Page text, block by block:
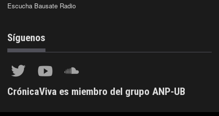
Escucha Bausate Radio
Síguenos
CrónicaViva es miembro del grupo ANP-UB